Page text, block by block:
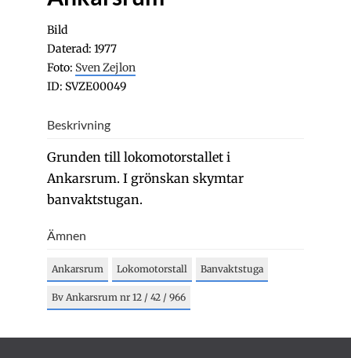
Bild
Daterad: 1977
Foto: Sven Zejlon
ID: SVZE00049
Beskrivning
Grunden till lokomotorstallet i
Ankarsrum. I grönskan skymtar
banvaktstugan.
Ämnen
Ankarsrum Lokomotorstall Banvaktstuga
Bv Ankarsrum nr 12 / 42 / 966